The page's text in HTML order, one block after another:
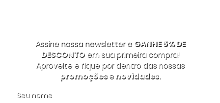
Assine nossa newsletter e GANHE 5% DE
DESCONTOem sua primeira compra!
Aproveite e fique por dentro das nossas
promoçõesenovidades.
Seu nome